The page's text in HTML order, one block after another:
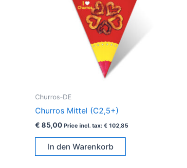
Churros-DE
Churros Mittel (C2,5+)
€ 85,00 Price incl. tax: € 102,85
In den Warenkorb